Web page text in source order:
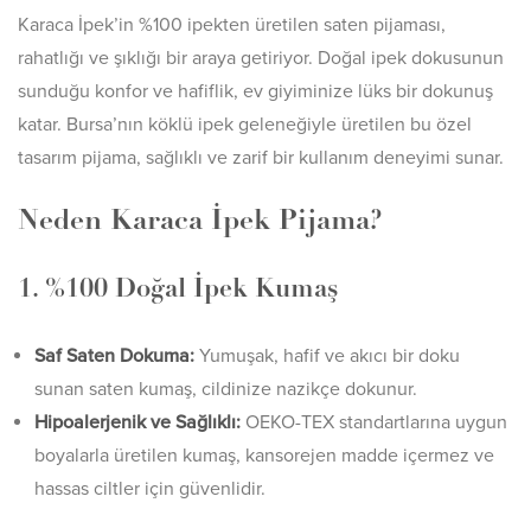
Karaca İpek’in %100 ipekten üretilen saten pijaması,
rahatlığı ve şıklığı bir araya getiriyor. Doğal ipek dokusunun
sunduğu konfor ve hafiflik, ev giyiminize lüks bir dokunuş
katar. Bursa’nın köklü ipek geleneğiyle üretilen bu özel
tasarım pijama, sağlıklı ve zarif bir kullanım deneyimi sunar.
Neden Karaca İpek Pijama?
1. %100 Doğal İpek Kumaş
Saf Saten Dokuma: Yumuşak, hafif ve akıcı bir doku
sunan saten kumaş, cildinize nazikçe dokunur.
Hipoalerjenik ve Sağlıklı: OEKO-TEX standartlarına uygun
boyalarla üretilen kumaş, kansorejen madde içermez ve
hassas ciltler için güvenlidir.